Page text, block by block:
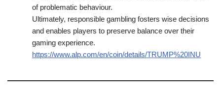
of problematic behaviour.
Ultimately, responsible gambling fosters wise decisions
and enables players to preserve balance over their
gaming experience.
https://www.alp.com/en/coin/details/TRUMP%20INU